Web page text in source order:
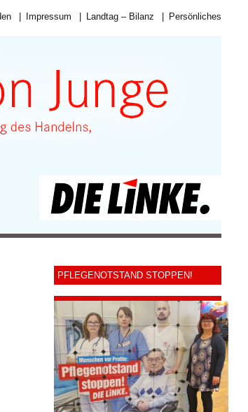
Impressum Landtag – Bilanz Persönliches
PFLEGENOTSTAND STOPPEN!